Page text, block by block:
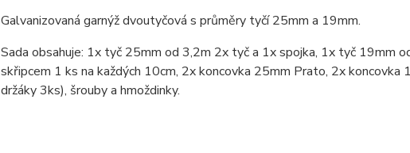
Galvanizovaná garnýž dvoutyčová s průměry tyčí 25mm a 19mm.
Sada obsahuje: 1x tyč 25mm od 3,2m 2x tyč a 1x spojka, 1x tyč 19mm
skřipcem 1 ks na každých 10cm, 2x koncovka 25mm Prato, 2x
držáky 3ks), šrouby a hmoždinky.